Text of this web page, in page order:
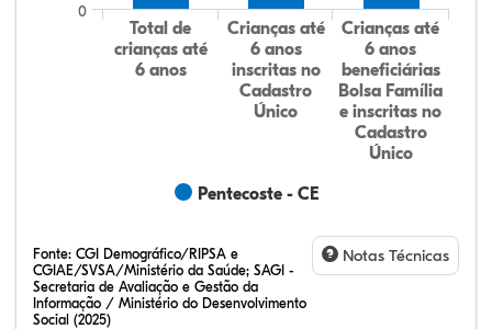
Pentecoste - CE
Total de
crianças até
6 anos
Crianças até
6 anos
inscritas no
Cadastro
Único
Crianças até
6 anos
beneficiárias
Bolsa Família
e inscritas no
Cadastro
Único
0
Fonte: CGI Demográfico/RIPSA e
CGIAE/SVSA/Ministério da Saúde; SAGI -
Secretaria de Avaliação e Gestão da
Informação / Ministério do Desenvolvimento
Social (2025)
Notas Técnicas